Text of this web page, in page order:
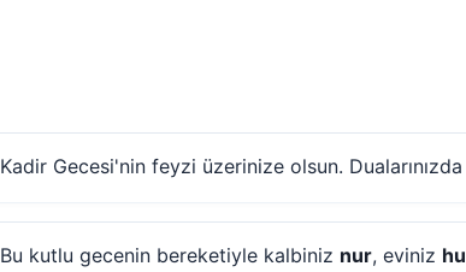
Kadir Gecesi'nin feyzi üzerinize olsun.
Bu kutlu gecenin bereketiyle kalbiniz nur, eviniz